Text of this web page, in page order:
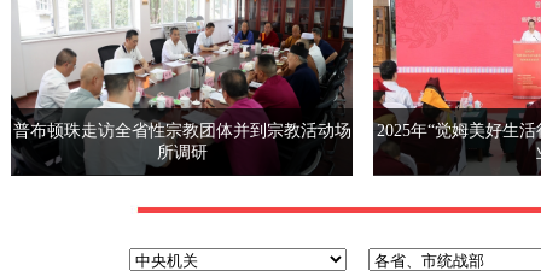
普布顿珠走访全省性宗教团体并到宗教活动场
所调研
2025年“觉姆美好生